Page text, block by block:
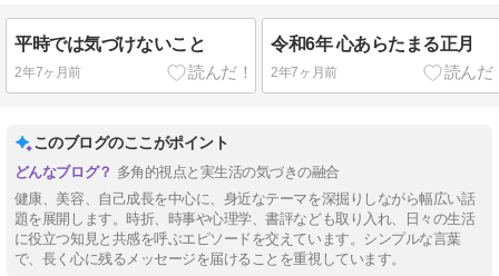
平時では気づけないこと
2年7ヶ月前
令和6年 心あらたまる正月
2年7ヶ月前
このブログのここがポイント
多角的視点と実生活の気づきの融合
健康、美容、自己成長を中心に、身近なテーマを深掘りしながら幅広い話
題を展開します。時折、時事や心理学、書評なども取り入れ、日々の生活
に役立つ知見と共感を呼ぶエピソードを交えています。シンプルな言葉
で、長く心に残るメッセージを届けることを重視しています。